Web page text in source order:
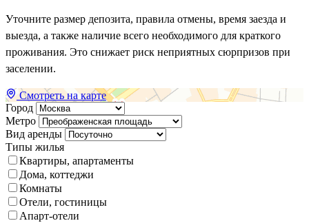
Уточните размер депозита, правила отмены, время заезда и
выезда, а также наличие всего необходимого для краткого
проживания. Это снижает риск неприятных сюрпризов при
заселении.
Смотреть на карте
Город
Метро
Вид аренды
Типы жилья
Квартиры, апартаменты
Дома, коттеджи
Комнаты
Отели, гостиницы
Апарт-отели